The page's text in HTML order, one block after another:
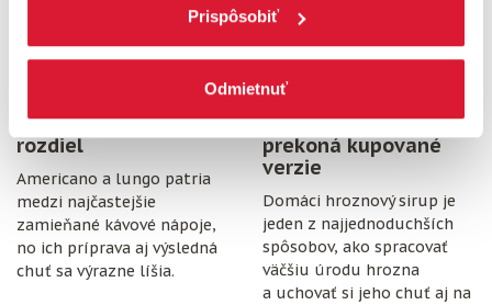
Prispôsobiť
Odmietnuť
Americano vs. lungo:
Aký je medzi nimi
rozdiel
Americano a lungo patria
medzi najčastejšie
zamieňané kávové nápoje,
no ich príprava aj výsledná
chuť sa výrazne líšia.
Hroznový sirup:
Domáci recept, ktorý
prekoná kupované
verzie
Domáci hroznový sirup je
jeden z najjednoduchších
spôsobov, ako spracovať
väčšiu úrodu hrozna
a uchovať si jeho chuť aj na